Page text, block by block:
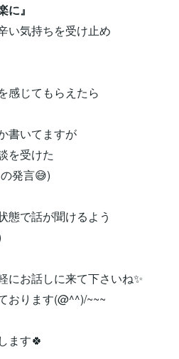
に』
い気持ちを受け止め
感じてもらえたら
書いてますが
を受けた
発言😅)
態で話が聞けるよう
にお話しに来て下さいね✨
おります(@^^)/~~~
ます🍀